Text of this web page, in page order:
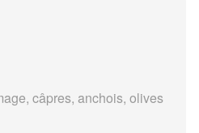
câpres, anchois, olives